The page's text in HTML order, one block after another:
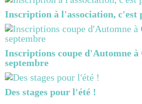
Inscription à l'association, c'est
Inscriptions coupe d'Automne à
septembre
Des stages pour l'été !